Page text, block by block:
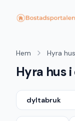
Hem Hyra hus
Hyra hus
dyltabruk